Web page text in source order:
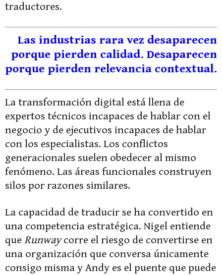
traductores.
Las industrias rara vez desaparecen
porque pierden calidad. Desaparecen
porque pierden relevancia contextual.
La transformación digital está llena de
expertos técnicos incapaces de hablar con el
negocio y de ejecutivos incapaces de hablar
con los especialistas. Los conflictos
generacionales suelen obedecer al mismo
fenómeno. Las áreas funcionales construyen
silos por razones similares.
La capacidad de traducir se ha convertido en
una competencia estratégica. Nigel entiende
que Runwaycorre el riesgo de convertirse en
una organización que conversa únicamente
consigo misma y Andy es el puente que puede